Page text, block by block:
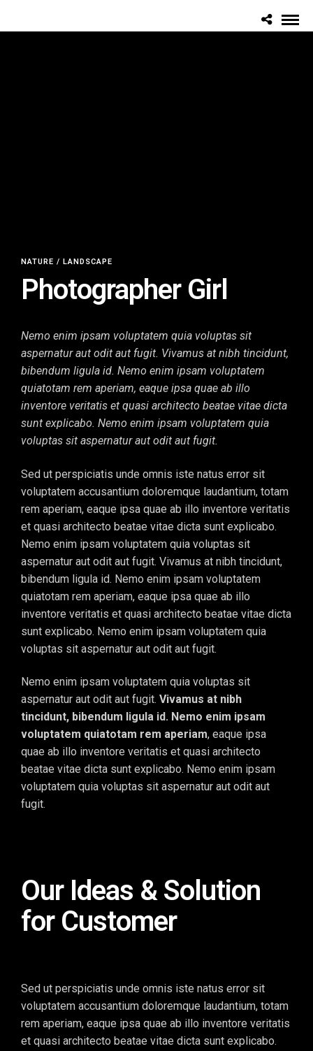
NATURE / LANDSCAPE
Photographer Girl
Nemo enim ipsam voluptatem quia voluptas sit
aspernatur aut odit aut fugit. Vivamus at nibh tincidunt,
bibendum ligula id. Nemo enim ipsam voluptatem
quiatotam rem aperiam, eaque ipsa quae ab illo
inventore veritatis et quasi architecto beatae vitae dicta
sunt explicabo. Nemo enim ipsam voluptatem quia
voluptas sit aspernatur aut odit aut fugit.
Sed ut perspiciatis unde omnis iste natus error sit
voluptatem accusantium doloremque laudantium, totam
rem aperiam, eaque ipsa quae ab illo inventore veritatis
et quasi architecto beatae vitae dicta sunt explicabo.
Nemo enim ipsam voluptatem quia voluptas sit
aspernatur aut odit aut fugit. Vivamus at nibh tincidunt,
bibendum ligula id. Nemo enim ipsam voluptatem
quiatotam rem aperiam, eaque ipsa quae ab illo
inventore veritatis et quasi architecto beatae vitae dicta
sunt explicabo. Nemo enim ipsam voluptatem quia
voluptas sit aspernatur aut odit aut fugit.
Nemo enim ipsam voluptatem quia voluptas sit
aspernatur aut odit aut fugit. Vivamus at nibh
tincidunt, bibendum ligula id. Nemo enim ipsam
voluptatem quiatotam rem aperiam, eaque ipsa
quae ab illo inventore veritatis et quasi architecto
beatae vitae dicta sunt explicabo. Nemo enim ipsam
voluptatem quia voluptas sit aspernatur aut odit aut
fugit.
Our Ideas & Solution
for Customer
Sed ut perspiciatis unde omnis iste natus error sit
voluptatem accusantium doloremque laudantium, totam
rem aperiam, eaque ipsa quae ab illo inventore veritatis
et quasi architecto beatae vitae dicta sunt explicabo.